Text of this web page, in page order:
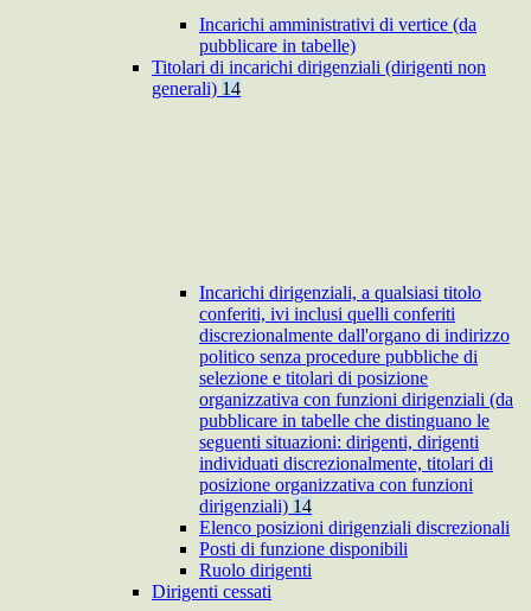
Incarichi amministrativi di vertice (da
pubblicare in tabelle)
Titolari di incarichi dirigenziali (dirigenti non
generali) 14
Incarichi dirigenziali, a qualsiasi titolo
conferiti, ivi inclusi quelli conferiti
discrezionalmente dall'organo di indirizzo
politico senza procedure pubbliche di
selezione e titolari di posizione
organizzativa con funzioni dirigenziali (da
pubblicare in tabelle che distinguano le
seguenti situazioni: dirigenti, dirigenti
individuati discrezionalmente, titolari di
posizione organizzativa con funzioni
dirigenziali) 14
Elenco posizioni dirigenziali discrezionali
Posti di funzione disponibili
Ruolo dirigenti
Dirigenti cessati